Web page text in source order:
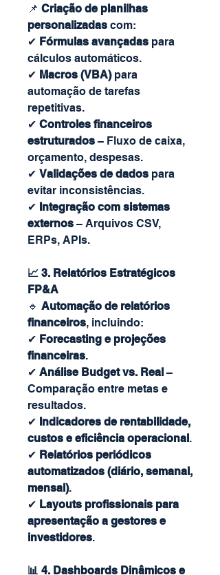
📌 Criação de planilhas
personalizadas com:
✔ Fórmulas avançadas para
cálculos automáticos.
✔ Macros (VBA)para
automação de tarefas
repetitivas.
✔ Controles financeiros
estruturados – Fluxo de caixa,
orçamento, despesas.
✔ Validações de dados para
evitar inconsistências.
✔ Integração com sistemas
externos – Arquivos CSV,
ERPs, APIs.
📈 3. Relatórios Estratégicos
FP&A
🔹 Automação de relatórios
financeiros, incluindo:
✔ Forecasting e projeções
financeiras.
✔ Análise Budget vs. Real –
Comparação entre metas e
resultados.
✔ Indicadores de rentabilidade,
custos e eficiência operacional.
✔ Relatórios periódicos
automatizados (diário, semanal,
mensal).
✔ Layouts profissionais para
apresentação a gestores e
investidores.
📊 4. Dashboards Dinâmicos e